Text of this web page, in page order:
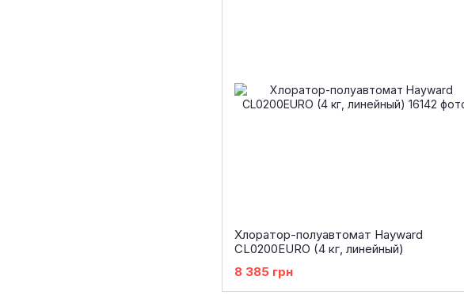
Хлоратор-полуавтомат Hayward
CL0200EURO (4 кг, линейный)
8 385 грн